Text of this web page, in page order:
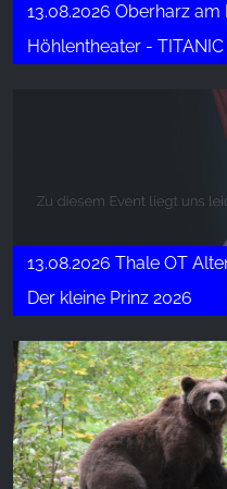
Höhlentheater - TITANIC
13.08.2026 Thale OT
Der kleine Prinz 2026